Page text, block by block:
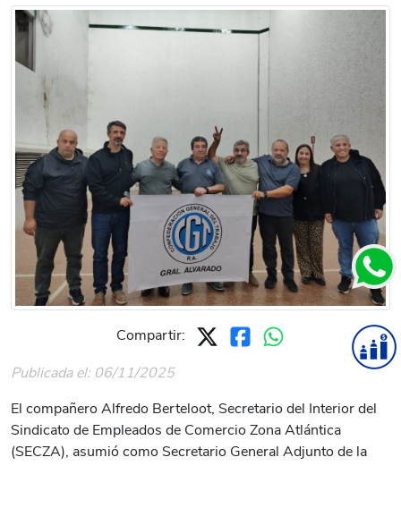
Compartir:
Publicada el: 06/11/2025
El compañero Alfredo Berteloot, Secretario del Interior del
Sindicato de Empleados de Comercio Zona Atlántica
(SECZA), asumió como Secretario General Adjunto de la